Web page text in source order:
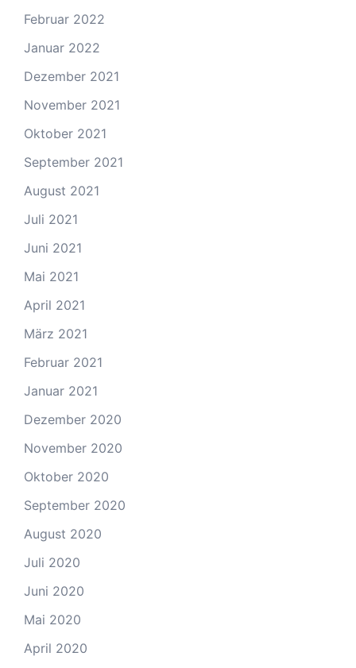
Februar 2022
Januar 2022
Dezember 2021
November 2021
Oktober 2021
September 2021
August 2021
Juli 2021
Juni 2021
Mai 2021
April 2021
März 2021
Februar 2021
Januar 2021
Dezember 2020
November 2020
Oktober 2020
September 2020
August 2020
Juli 2020
Juni 2020
Mai 2020
April 2020